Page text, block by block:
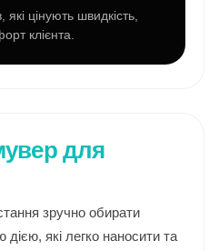
цінують швидкість,
клієнта.
для
зручно обирати
які легко наносити та